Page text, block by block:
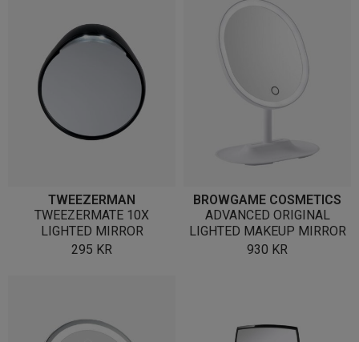
TWEEZERMAN
TWEEZERMATE 10X
LIGHTED MIRROR
295 KR
BROWGAME COSMETICS
ADVANCED ORIGINAL
LIGHTED MAKEUP MIRROR
930 KR